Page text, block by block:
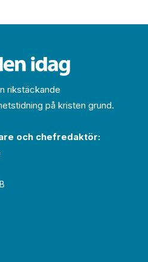
rikstäckande
på kristen grund.
och chef­redaktör: